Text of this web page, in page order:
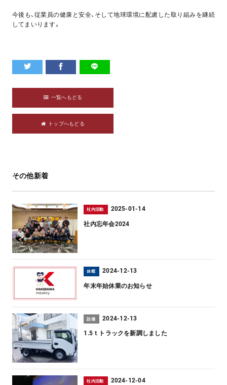
今後も、従業員の健康と安全、そして地球環境に配慮した取り組みを継続
してまいります。
一覧へもどる
トップへもどる
その他新着
社内活動 2025-01-14
社内忘年会2024
休暇 2024-12-13
年末年始休業のお知らせ
設備 2024-12-13
1.5ｔトラックを新調しました
社内活動 2024-12-04